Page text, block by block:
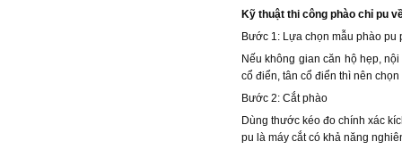
Kỹ thuật thi công phào chỉ pu
Bước 1: Lựa chọn mẫu phào pu
Nếu không gian căn hộ hẹp,
cổ điển, tân cổ điển thì nên
Bước 2: Cắt phào
Dùng thước kéo đo chính xác
pu là máy cắt có khả năng